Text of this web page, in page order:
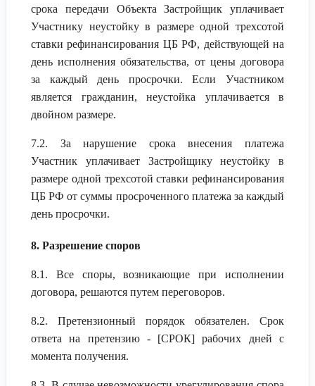
срока передачи Объекта Застройщик уплачивает
Участнику неустойку в размере одной трехсотой
ставки рефинансирования ЦБ РФ, действующей на
день исполнения обязательства, от цены договора
за каждый день просрочки. Если Участником
является гражданин, неустойка уплачивается в
двойном размере.
7.2. За нарушение срока внесения платежа
Участник уплачивает Застройщику неустойку в
размере одной трехсотой ставки рефинансирования
ЦБ РФ от суммы просроченного платежа за каждый
день просрочки.
8. Разрешение споров
8.1. Все споры, возникающие при исполнении
договора, решаются путем переговоров.
8.2. Претензионный порядок обязателен. Срок
ответа на претензию - [СРОК] рабочих дней с
момента получения.